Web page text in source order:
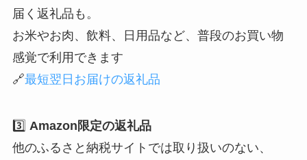
届く返礼品も。
お米やお肉、飲料、日用品など、普段のお買い物
感覚で利用できます
🔗最短翌日お届けの返礼品
3️⃣ Amazon限定の返礼品
他のふるさと納税サイトでは取り扱いのない、